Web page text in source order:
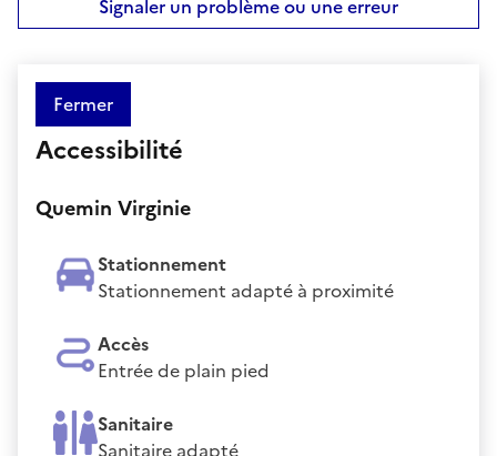
Signaler un problème ou une erreur
Fermer
Accessibilité
Quemin Virginie
Stationnement
Stationnement adapté à proximité
Accès
Entrée de plain pied
Sanitaire
Sanitaire adapté